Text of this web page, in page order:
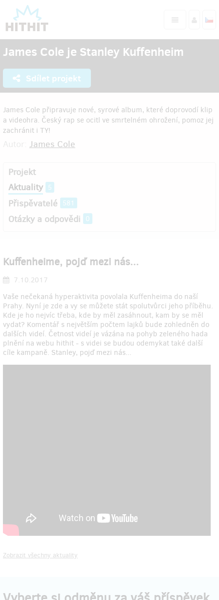
James Cole je Stanley Kuffenheim
Sdílet projekt
James Cole připravuje nové, syrové album, které doprovodí klip
a videohra. Český rap se ocitl ve smrtelném ohrožení, pomoz jej
zachránit i TY!
James Cole
Projekt
Aktuality 5
Přispěvatelé 581
Otázky a odpovědi 0
Kuffenheime, pojď mezi nás...
7.10.2017
Vaše nečekaná hyperaktivita povolala Kuffenheima do naší
Prahy. Nyní je zde a vy se můžete stát spolutvůrci jeho příběhu.
Kde je ho nejvíc třeba, kde by měl zasáhnout, kam by se měl
vydat? Komentář s největším počtem lajků bude zohledněn do
dalších videí. Četnost videí je vázána na pohyb zeleného hada
plnění na webu hithit - s videi se budou odemykat také další
cíle kampaně. Stanley, pojď mezi nás...
Zobrazit všechny aktuality